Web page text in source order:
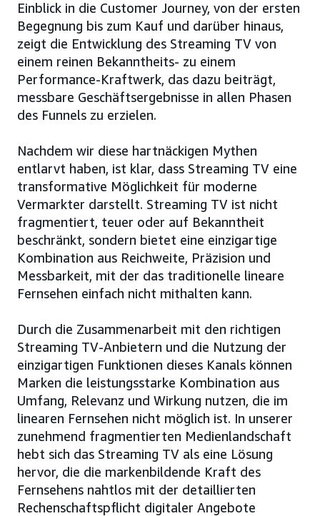
Einblick in die Customer Journey, von der ersten
Begegnung bis zum Kauf und darüber hinaus,
zeigt die Entwicklung des Streaming TV von
einem reinen Bekanntheits- zu einem
Performance-Kraftwerk, das dazu beiträgt,
messbare Geschäftsergebnisse in allen Phasen
des Funnels zu erzielen.
Nachdem wir diese hartnäckigen Mythen
entlarvt haben, ist klar, dass Streaming TV eine
transformative Möglichkeit für moderne
Vermarkter darstellt. Streaming TV ist nicht
fragmentiert, teuer oder auf Bekanntheit
beschränkt, sondern bietet eine einzigartige
Kombination aus Reichweite, Präzision und
Messbarkeit, mit der das traditionelle lineare
Fernsehen einfach nicht mithalten kann.
Durch die Zusammenarbeit mit den richtigen
Streaming TV-Anbietern und die Nutzung der
einzigartigen Funktionen dieses Kanals können
Marken die leistungsstarke Kombination aus
Umfang, Relevanz und Wirkung nutzen, die im
linearen Fernsehen nicht möglich ist. In unserer
zunehmend fragmentierten Medienlandschaft
hebt sich das Streaming TV als eine Lösung
hervor, die die markenbildende Kraft des
Fernsehens nahtlos mit der detaillierten
Rechenschaftspflicht digitaler Angebote